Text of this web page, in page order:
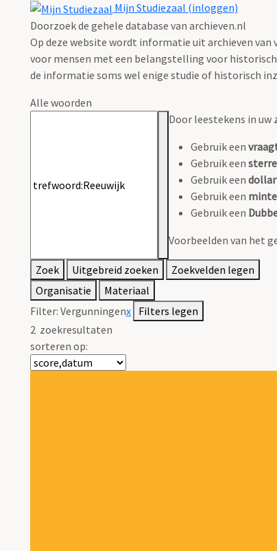
Mijn Studiezaal (inloggen)
Doorzoek de gehele database van archieven.nl
Op deze website wordt informatie uit archieven van
voor mensen met een belangstelling voor
de informatie soms wel enige studie of historisch
Alle woorden
Door leestekens in
Gebruik een
Gebruik een
Gebruik een
Gebruik een
Gebruik een
Voorbeelden van het
Zoek Uitgebreid zoeken
Zoekvelden legen
Organisatie
Materiaal
Filter: Vergunningenx Filters legen
2 zoekresultaten
sorteren op: